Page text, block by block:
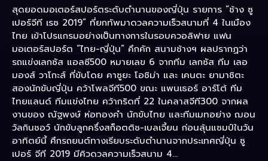
สุดยอดมอเตอร์สปอร์ตระดับตำนานของญี่ปุ่น รายการ “ช้าง ซู
เปอร์จีที เรซ 2019” ที่ยกทัพมาดวลความเร็วสนามที่ 4 ในเมือง
ไทย เข้าโปรแกรมอย่างเป็นทางการในรอบควอลิฟาย แฟน
มอเตอร์สปอร์ต “ไทย-ญี่ปุ่น” คึกคัก สนามช้างฯ ผลปรากฏว่า
รถแข่งเลกซัส แอลซี500 หมายเลข 6 จากทีม เลกซัส ทีม เลอ
มองส์ วาโกะส์ ที่ขับโดย คาซูยะ โอชิม่า และ เคนตะ ยามาชิตะ
สองนักขับญี่ปุ่น คว้าโพลจีที500 ขณะ แพนเธอร์ อาร์โต้ ทีม
ไทยแลนด์ ทีมแข่งไทย คว้ากริดที่ 22 ในคลาสจีที300 จากผล
งานของ ณัฐพงษ์ ห่อทองคำ นักขับไทย และทีมเมทอย่าง ฌอน
วัลกินชอว์ นักขับลูกครึ่งสก็อตติช-เบลเจี้ยน ก่อนลุ้นแชมป์ในวัน
อาทิตย์นี้ ศึกรถยนต์ทางเรียบระดับตำนานจากประเทศญี่ปุ่น ซู
เปอร์ จีที 2019 มีคิวดวลความเร็วสนาม 4...